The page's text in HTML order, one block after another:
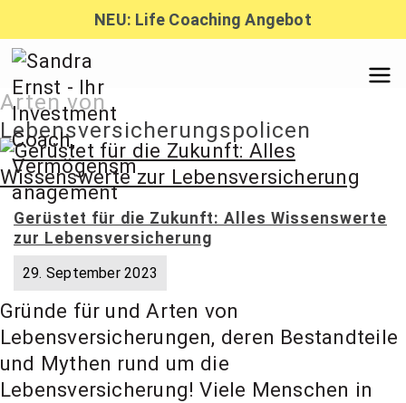
Inhalt
springen
NEU: Life Coaching Angebot
Sandra
Ernst –
Finanzber
atung,
Investmen
Arten von
Lebensversicherungspolicen
Gerüstet für die Zukunft: Alles Wissenswerte
zur Lebensversicherung
29. September 2023
Gründe für und Arten von
Lebensversicherungen, deren Bestandteile
und Mythen rund um die
Lebensversicherung! Viele Menschen in